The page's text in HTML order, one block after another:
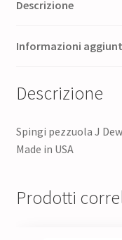
Descrizione
Informazioni
Descrizione
Spingi pezzuola J
Made in USA
Prodotti